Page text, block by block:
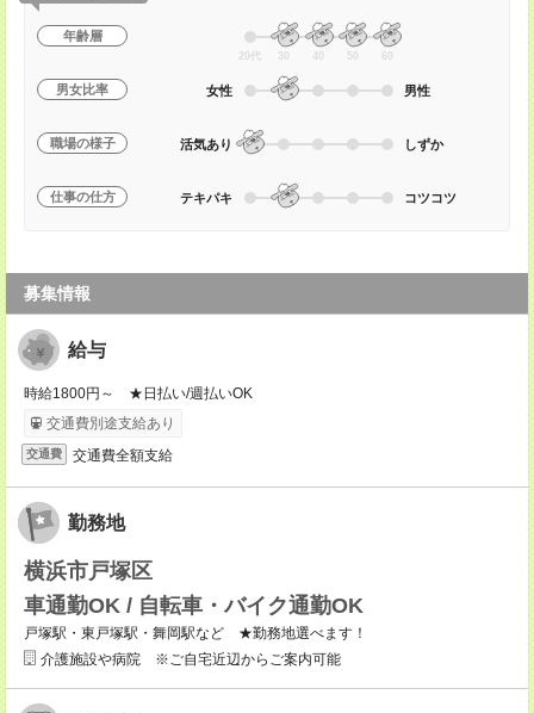
年齢層
20代 30 40 50 60
男女比率 女性 男性
職場の様子 活気あり しずか
仕事の仕方 テキパキ コツコツ
募集情報
給与
時給1800円～ ★日払い/週払いOK
交通費別途支給あり
交通費 交通費全額支給
勤務地
横浜市戸塚区
車通勤OK / 自転車・バイク通勤OK
戸塚駅・東戸塚駅・舞岡駅など ★勤務地選べます！
介護施設や病院 ※ご自宅近辺からご案内可能